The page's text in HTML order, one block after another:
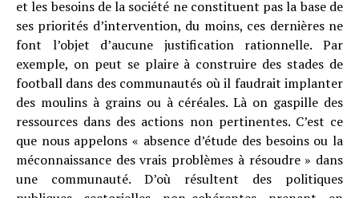
et les besoins de la société ne constituent pas la base de
ses priorités d’intervention, du moins, ces dernières ne
font l’objet d’aucune justification rationnelle. Par
exemple, on peut se plaire à construire des stades de
football dans des communautés où il faudrait implanter
des moulins à grains ou à céréales. Là on gaspille des
ressources dans des actions non pertinentes. C’est ce
que nous appelons « absence d’étude des besoins ou la
méconnaissance des vrais problèmes à résoudre » dans
une communauté. D’où résultent des politiques